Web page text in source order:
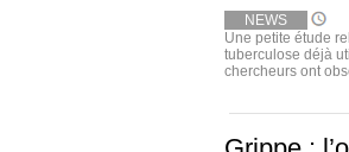
NEWS
Une petite étude
tuberculose déjà
chercheurs ont